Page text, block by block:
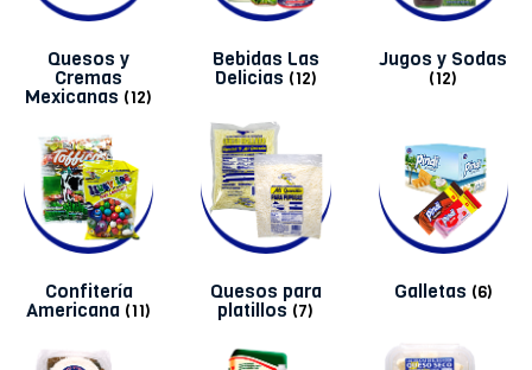
Quesos y
Cremas
Mexicanas (12)
Bebidas Las
Delicias (12)
Jugos y Sodas
(12)
Confitería
Americana (11)
Quesos para
platillos (7)
Galletas (6)